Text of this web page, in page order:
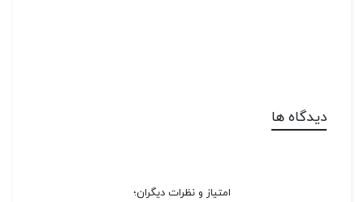
دیدگاه ها
امتیاز و نظرات دیگران؛